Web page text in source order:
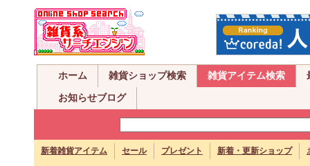
ホーム 雑貨ショップ検索 雑貨アイテム検索
お知らせブログ
新着雑貨アイテム セール プレゼント 新着・更新ショップ